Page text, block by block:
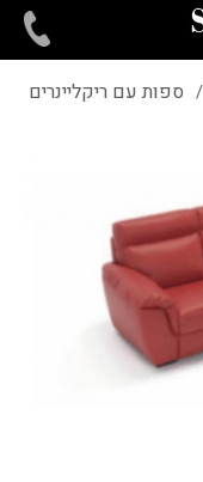
/ ספות עם ריקליינרים